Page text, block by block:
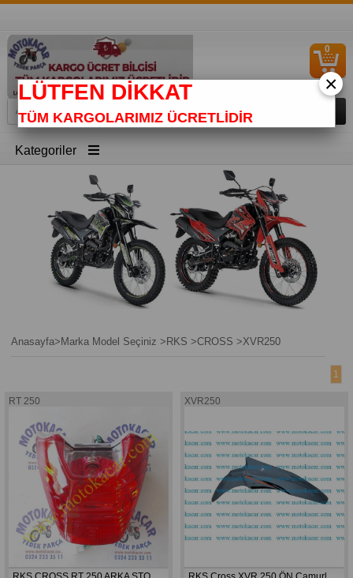
0
Kategoriler
Anasayfa> Marka Model Seçiniz > RKS >CROSS >XVR250
1
RT 250 XVR250
×
LÜTFEN DİKKAT
TÜM KARGOLARIMIZ ÜCRETLİDİR